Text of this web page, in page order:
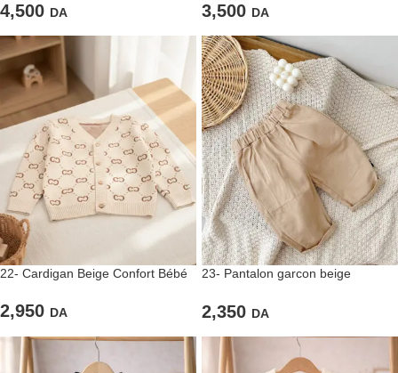
4,500 DA 3,500 DA
22- Cardigan Beige Confort Bébé
2,950 DA
23- Pantalon garcon beige
2,350 DA